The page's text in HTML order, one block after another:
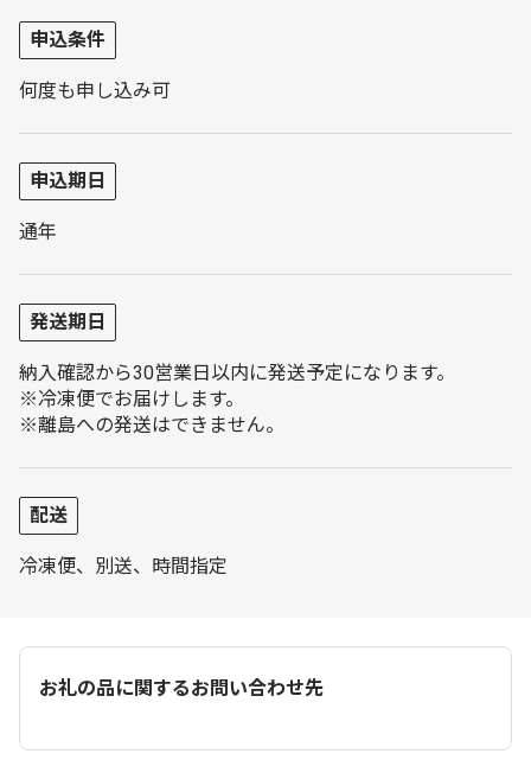
申込条件
何度も申し込み可
申込期日
通年
発送期日
納入確認から30営業日以内に発送予定になります。
※冷凍便でお届けします。
※離島への発送はできません。
配送
冷凍便、別送、時間指定
お礼の品に関するお問い合わせ先